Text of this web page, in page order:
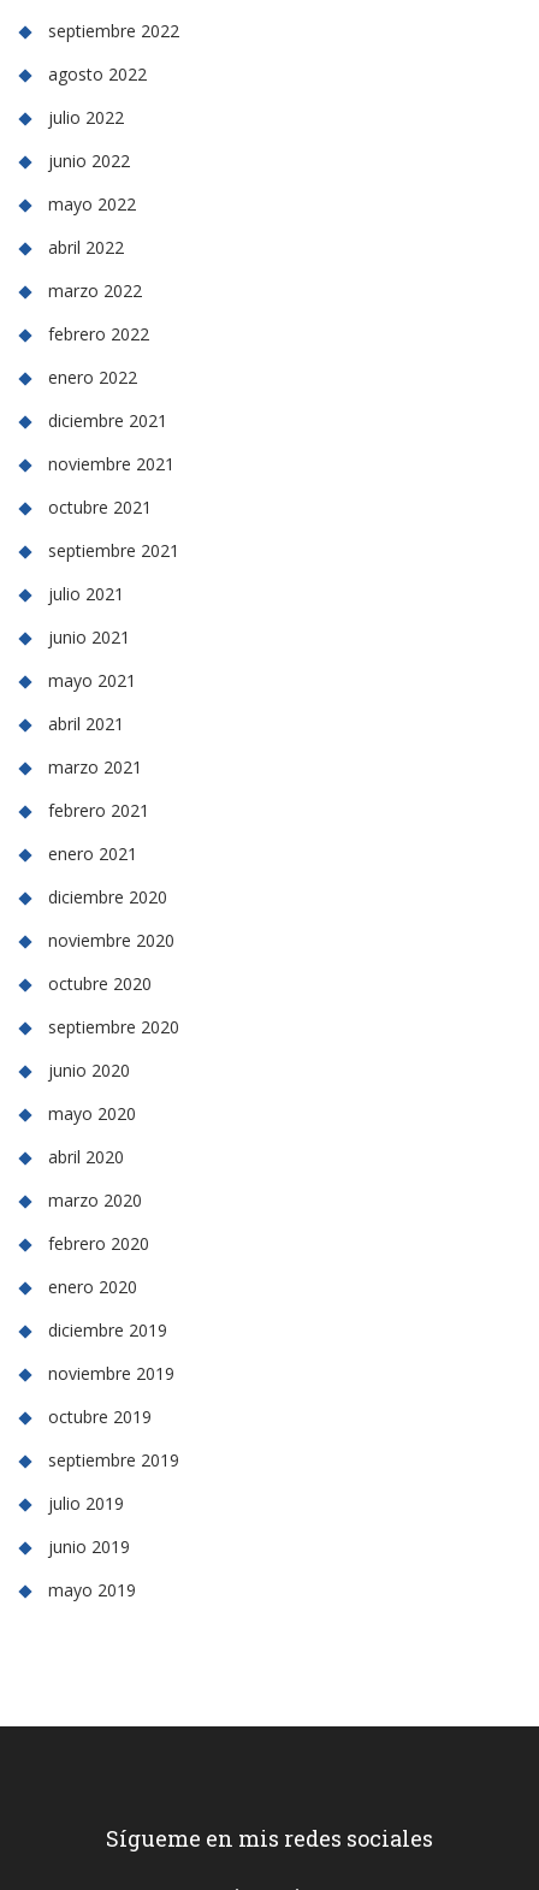
septiembre 2022
agosto 2022
julio 2022
junio 2022
mayo 2022
abril 2022
marzo 2022
febrero 2022
enero 2022
diciembre 2021
noviembre 2021
octubre 2021
septiembre 2021
julio 2021
junio 2021
mayo 2021
abril 2021
marzo 2021
febrero 2021
enero 2021
diciembre 2020
noviembre 2020
octubre 2020
septiembre 2020
junio 2020
mayo 2020
abril 2020
marzo 2020
febrero 2020
enero 2020
diciembre 2019
noviembre 2019
octubre 2019
septiembre 2019
julio 2019
junio 2019
mayo 2019
Sígueme en mis redes sociales